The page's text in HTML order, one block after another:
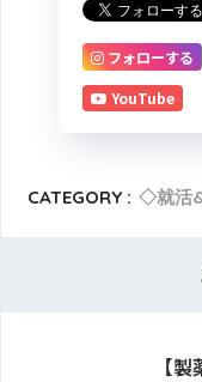
フォローする
YouTube
CATEGORY : ◇就活
【